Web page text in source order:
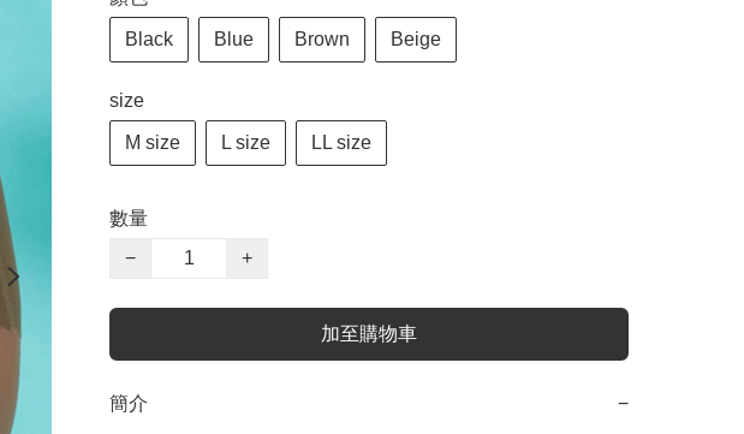
Black Blue Brown Beige
size
M size L size LL size
數量
−
+
加至購物車
簡介 −